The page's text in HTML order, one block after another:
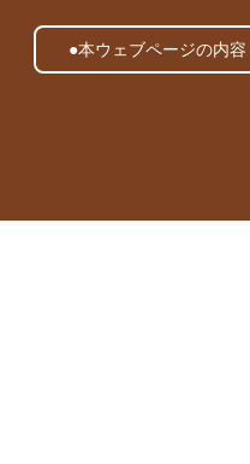
●本ウェブページの内